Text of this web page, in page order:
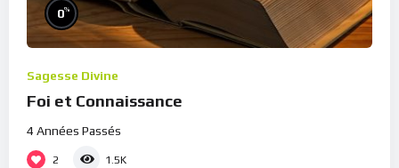
0%
Sagesse Divine
Foi et Connaissance
4 Années Passés
2 1.5K